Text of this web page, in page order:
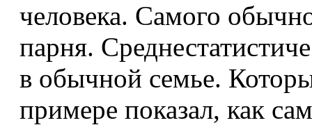
человека. Самого
парня.
в обычной семье.
примере показал, как